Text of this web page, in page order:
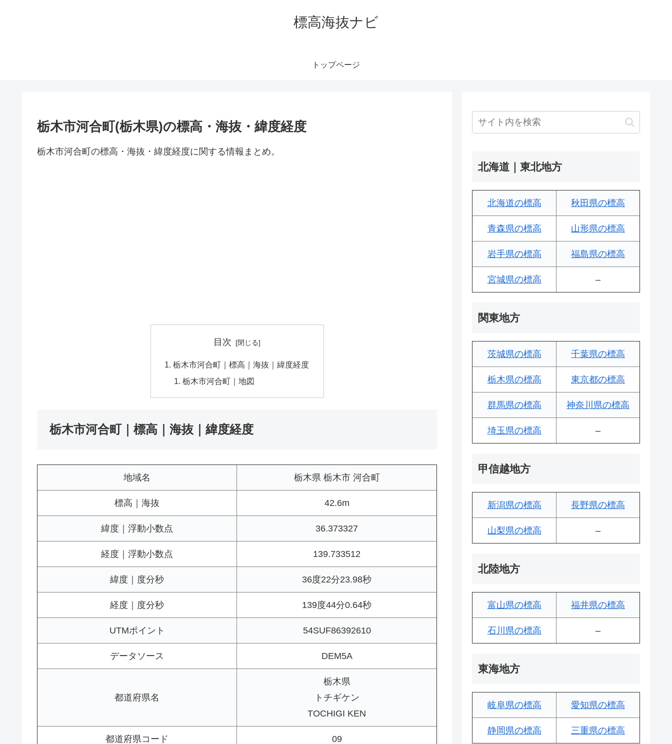
標高海抜ナビ
トップページ
栃木市河合町(栃木県)の標高・海抜・緯度経度
栃木市河合町の標高・海抜・緯度経度に関する情報まとめ。
目次
栃木市河合町｜標高｜海抜｜緯度経度
栃木市河合町｜地図
栃木市河合町｜標高｜海抜｜緯度経度
地域名 栃木県 栃木市 河合町
標高｜海抜 42.6m
緯度｜浮動小数点 36.373327
経度｜浮動小数点 139.733512
緯度｜度分秒 36度22分23.98秒
経度｜度分秒 139度44分0.64秒
UTMポイント 54SUF86392610
データソース DEM5A
都道府県名
栃木県
トチギケン
TOCHIGI KEN
都道府県コード 09
北海道｜東北地方
北海道の標高 秋田県の標高
青森県の標高 山形県の標高
岩手県の標高 福島県の標高
宮城県の標高 –
関東地方
茨城県の標高 千葉県の標高
栃木県の標高 東京都の標高
群馬県の標高 神奈川県の標高
埼玉県の標高 –
甲信越地方
新潟県の標高 長野県の標高
山梨県の標高 –
北陸地方
富山県の標高 福井県の標高
石川県の標高 –
東海地方
岐阜県の標高 愛知県の標高
静岡県の標高 三重県の標高